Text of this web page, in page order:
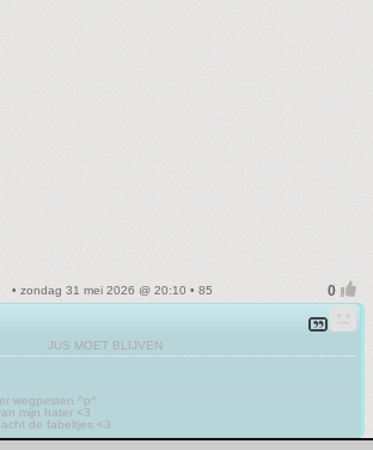
• zondag 31 mei 2026 @ 20:10 • 85
JUS MOET BLIJVEN
wegpesten ^p^
mijn hater <3
de fabeltjes <3